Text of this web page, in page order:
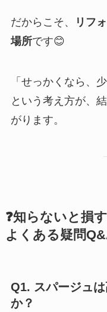
だからこそ、
リフ
場所です😊
「せっかくなら、
という考え方が、
がります。
❓知らないと損
よくある疑問
Q1. スパージュ
か？